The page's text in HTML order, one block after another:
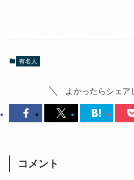
有名人
よかったらシェア
コメント